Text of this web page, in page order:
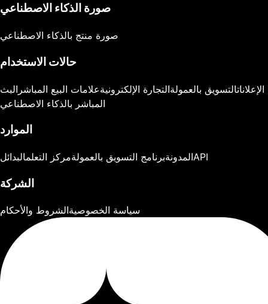
صورة الذكاء الاصطناعي
صورة منتج بالذكاء الاصطناعي
حالات الاستخدام
الإعلاناتالتسويق بالعمولةالتجارة الإلكترونيةعلامات البيع المباشر البث
المباشر بالذكاء الاصطناعي
الموارد
المدونةبرنامج التسويق بالعمولةمركز التعلمالبدائل API
الشركة
سياسة الخصوصيةالشروط والأحكام